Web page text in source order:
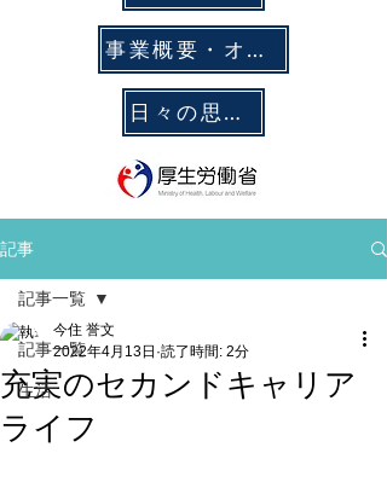
事業概要・オフィス拠点
日々の思考メモ
記事
記事一覧
生活
記事一覧
充実のセカンドキャリア
ライフ
今住 誉文
2022年4月13日 読了時間: 2分